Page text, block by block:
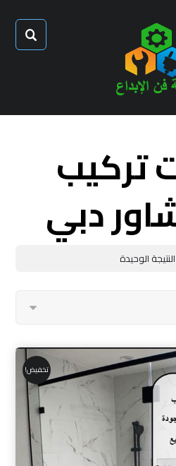
تركيب
دبي
الوحيدة
تخفيض!